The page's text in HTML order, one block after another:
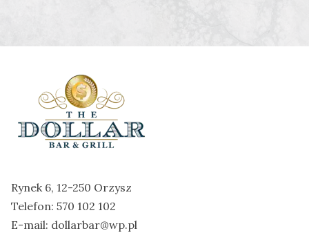
Rynek 6, 12-250 Orzysz
Telefon: 570 102 102
E-mail: dollarbar@wp.pl